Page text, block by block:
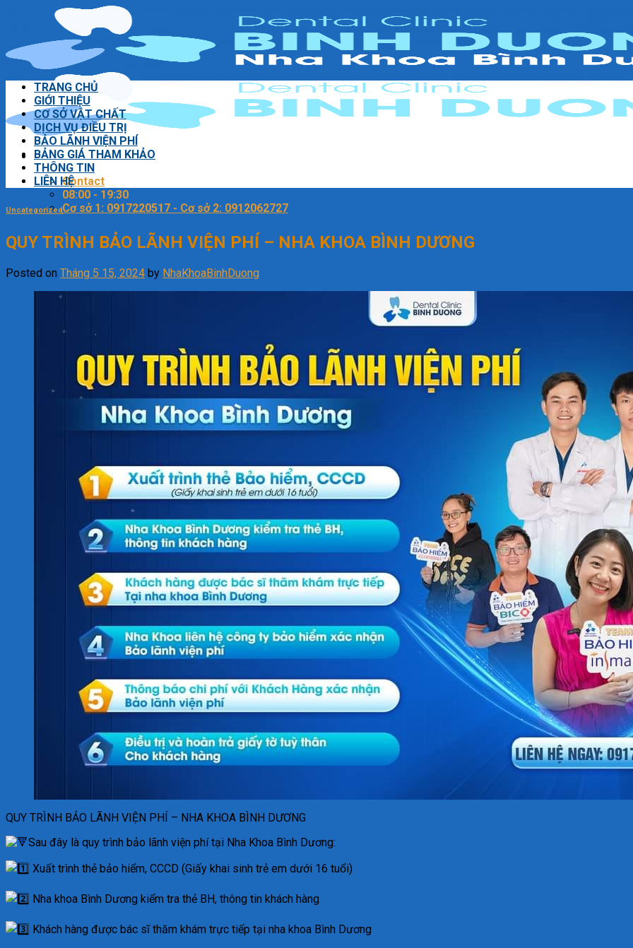
Contact
08:00 - 19:30
Cơ sở 1: 0917220517 - Cơ sở 2: 0912062727
TRANG CHỦ
GIỚI THIỆU
CƠ SỞ VẬT CHẤT
DỊCH VỤ ĐIỀU TRỊ
BẢO LÃNH VIỆN PHÍ
BẢNG GIÁ THAM KHẢO
THÔNG TIN
LIÊN HỆ
Uncategorized
QUY TRÌNH BẢO LÃNH VIỆN PHÍ – NHA KHOA BÌNH DƯƠNG
Posted on Tháng 5 15, 2024 by NhaKhoaBinhDuong
QUY TRÌNH BẢO LÃNH VIỆN PHÍ – NHA KHOA BÌNH DƯƠNG
Sau đây là quy trình bảo lãnh viện phí tại Nha Khoa Bình Dương:
Xuất trình thẻ bảo hiểm, CCCD (Giấy khai sinh trẻ em dưới 16 tuổi)
Nha khoa Bình Dương kiểm tra thẻ BH, thông tin khách hàng
Khách hàng được bác sĩ thăm khám trực tiếp tại nha khoa Bình Dương